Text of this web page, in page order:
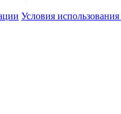
Условия